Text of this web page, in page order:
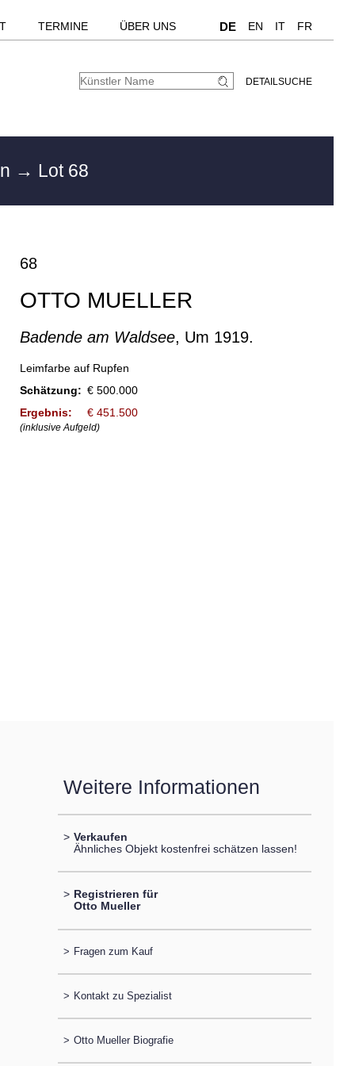
TERMINE ÜBER UNS DE EN IT FR
DETAILSUCHE
→ Lot 68
68
OTTO MUELLER
Badende am Waldsee, Um 1919.
Leimfarbe auf Rupfen
Schätzung: € 500.000
Ergebnis:
€ 451.500
(inklusive Aufgeld)
Weitere Informationen
> Verkaufen
Ähnliches Objekt kostenfrei schätzen lassen!
> Registrieren für
Otto Mueller
> Fragen zum Kauf
> Kontakt zu Spezialist
> Otto Mueller Biografie